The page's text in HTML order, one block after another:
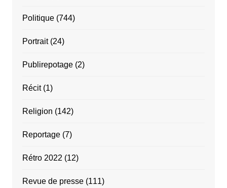
Politique(744)
Portrait(24)
Publirepotage(2)
Récit(1)
Religion (142)
Reportage(7)
Rétro 2022 (12)
Revue de presse(111)